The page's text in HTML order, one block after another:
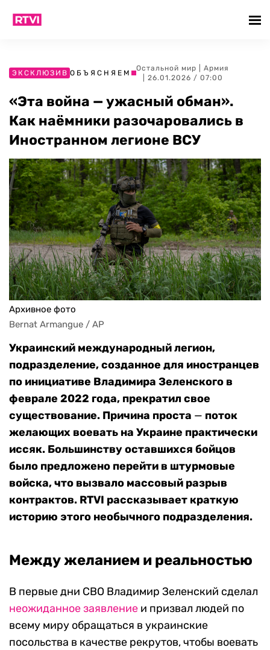
ЭКСКЛЮЗИВ ОБЪЯСНЯЕМ
Остальной мир
Армия
| 26.01.2026 / 07:00
«Эта война — ужасный обман».
Как наёмники разочаровались в
Иностранном легионе ВСУ
Архивное фото
Bernat Armangue / AP
Украинский международный легион,
подразделение, созданное для иностранцев
по инициативе Владимира Зеленского в
феврале 2022 года, прекратил свое
существование. Причина проста — поток
желающих воевать на Украине практически
иссяк. Большинству оставшихся бойцов
было предложено перейти в штурмовые
войска, что вызвало массовый разрыв
контрактов. RTVI рассказывает краткую
историю этого необычного подразделения.
Между желанием и реальностью
В первые дни СВО Владимир Зеленский сделал
неожиданное заявление и призвал людей по
всему миру обращаться в украинские
посольства в качестве рекрутов, чтобы воевать